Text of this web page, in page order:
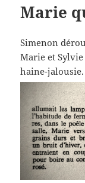
Marie
Simenon
Marie et
haine-jalousie.